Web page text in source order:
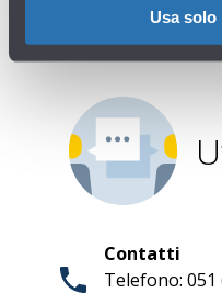
Usa solo
Contatti
Telefono: 051